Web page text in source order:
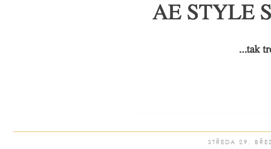
STŘEDA 29.